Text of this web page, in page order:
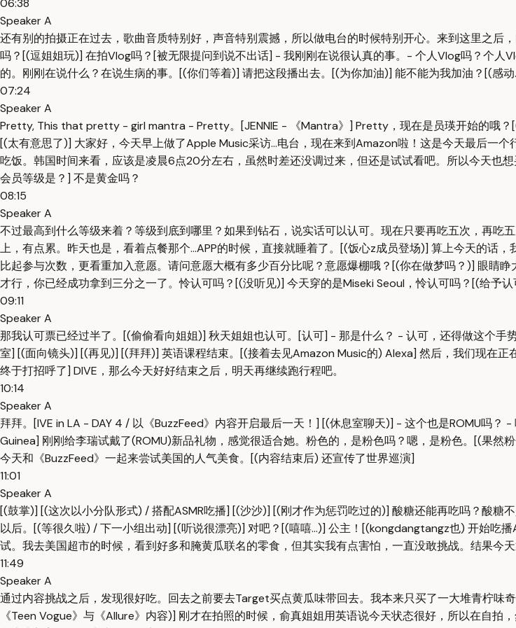
06:38
Speaker A
还有别的拍摄正在过去，歌曲音质特别好，声音特别震撼，所以做电台的时候特别开心。来到这里之
吗？[(逗姐姐玩)] 在拍Vlog吗？[被无限提问到说不出话] - 我刚刚在说很认真的事。- 个人Vlog吗？个人
的。刚刚在说什么？在说生病的事。[(你们等着)] 请把这段播出去。[(为你加油)] 能不能为我加油？[(感
07:24
Speaker A
Pretty, This that pretty - girl mantra - Pretty。[JENNIE - 《Mantra》] Pretty，现在是员瑛开始的哦？
[(太有意思了)] 大家好，今天早上做了Apple Music采访...电台，现在来到Amazon啦！这是今天最后一
吃饭。韩国时间来看，应该是凌晨6点20分左右，虽然时差还没调过来，但还是试试看吧。所以今天也
会员等级是？] 不是黄金吗？
08:15
Speaker A
不过最高到什么等级来着？等级到底到哪里？如果到钻石，说实话可以认可。现在只要再吃五次，再
上，有点累。昨天也是，看着点餐那个...APP的时候，直接就睡着了。[(饭心z成员登场)] 算上今天的话
比起参与次数，更看重加入意愿。请问意愿大概有多少百分比呢？意愿爆棚哦？[(你在做梦吗？)] 眼睛
才行，你已经成功拿到三分之一了。怜认可吗？[(没听见)] 今天穿的是Miseki Seoul，怜认可吗？[(给予
09:11
Speaker A
那我认可票已经过半了。[(偷偷看向姐姐)] 秋天姐姐也认可。[认可] - 那是什么？ - 认可，还得做这个
室] [(面向镜头)] [(再见)] [(拜拜)] 英语课程结束。[(接着去见Amazon Music的) Alexa] 然后，我们现在
终于打招呼了] DIVE，那么今天好好结束之后，明天再继续跑行程吧。
10:14
Speaker A
拜拜。[IVE in LA - DAY 4 / 以《BuzzFeed》内容开启最后一天！] [(休息室聊天)] - 这个也是ROMU吗
Guinea] 刚刚给李瑞试戴了(ROMU)新品礼物，感觉很适合她。粉色的，是粉色吗？嗯，是粉色。[(果
今天和《BuzzFeed》一起来尝试美国的人气美食。[(内容结束后) 还宣传了世界巡演]
11:01
Speaker A
[(鼓掌)] [(这次以小分队形式) / 搭配ASMR吃播] [(沙沙)] [(刚才作为惩罚吃过的)] 酸糖还能再吃吗？酸
以后。[(等很久啦) / 下一小组出动] [(听说很漂亮)] 对吧？[(嘻嘻...)] 公主！[(kongdangtangz也) 开始吃
试。我去美国超市的时候，看到好多和腌黄瓜联名的零食，但其实我有点害怕，一直没敢挑战。结果今
11:49
Speaker A
通过内容挑战之后，发现很好吃。回去之前要去Target买点黄瓜味带回去。我本来只买了一大堆青柠
《Teen Vogue》与《Allure》内容)] 刚才在拍照的时候，俞真姐姐用英语说今天状态很好，所以在自拍